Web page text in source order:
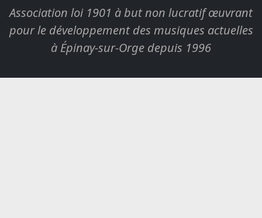
Association loi 1901 à but non lucratif œuvrant
pour le développement des musiques actuelles
à Épinay-sur-Orge depuis 1996